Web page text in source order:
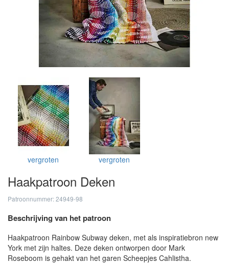
vergroten vergroten
Haakpatroon Deken
Patroonnummer: 24949-98
Beschrijving van het patroon
Haakpatroon Rainbow Subway deken, met als inspiratiebron new
York met zijn haltes. Deze deken ontworpen door Mark
Roseboom is gehakt van het garen Scheepjes Cahlistha.